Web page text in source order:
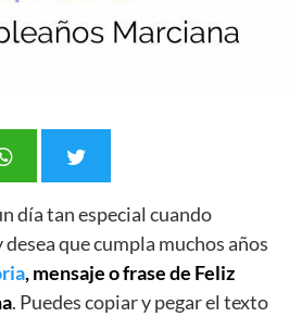
día tan especial cuando
que cumpla muchos años
, mensaje o frase de Feliz
. Puedes copiar y pegar el texto